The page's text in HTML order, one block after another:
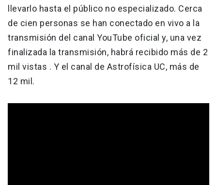
llevarlo hasta el público no especializado. Cerca
de cien personas se han conectado en vivo a la
transmisión del canal YouTube oficial y, una vez
finalizada la transmisión, habrá recibido más de 2
mil vistas . Y el canal de Astrofísica UC, más de
12 mil.